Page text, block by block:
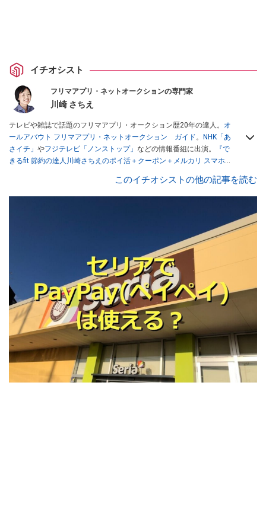
イチオシスト
フリマアプリ・ネットオークションの専門家
川崎 さちえ
テレビや雑誌で話題のフリマアプリ・オークション歴20年の達人。 オ
ールアバウト フリマアプリ・ネットオークション ガイド。
NHK「あ
さイチ」 やフジテレビ「ノンストップ」 などの情報番組に出演。
『で
きるfit 節約の達人川崎さちえのポイ活＋クーポン＋メルカリ スマホで
スマホ1つでスキマ時間に効率的に稼ぐ！』（翔泳社刊） ほか著書多
数。ブログは「川崎さちえのごちゃまぜ日記」。
オークションに目をつける。しかし、取引の仕方がわからずに、まず
は落札者として参加。その後、出品者側にまわり、家の中の物を出品
しまくる。出品する物がほぼなくなってからは、仕入れを経験。ネッ
トオークションを生活の一部に取り入れるべく、「ネットオークショ
ンやフリマアプリは生活のインフラになる」という考えを持つ。また
消費税増税の社会においては、ネットオークションやフリマアプリが
家計の救世主になりえると考え、業者とは違う視点でユーザーとして
参加中。
このイチオシストの他の記事を読む